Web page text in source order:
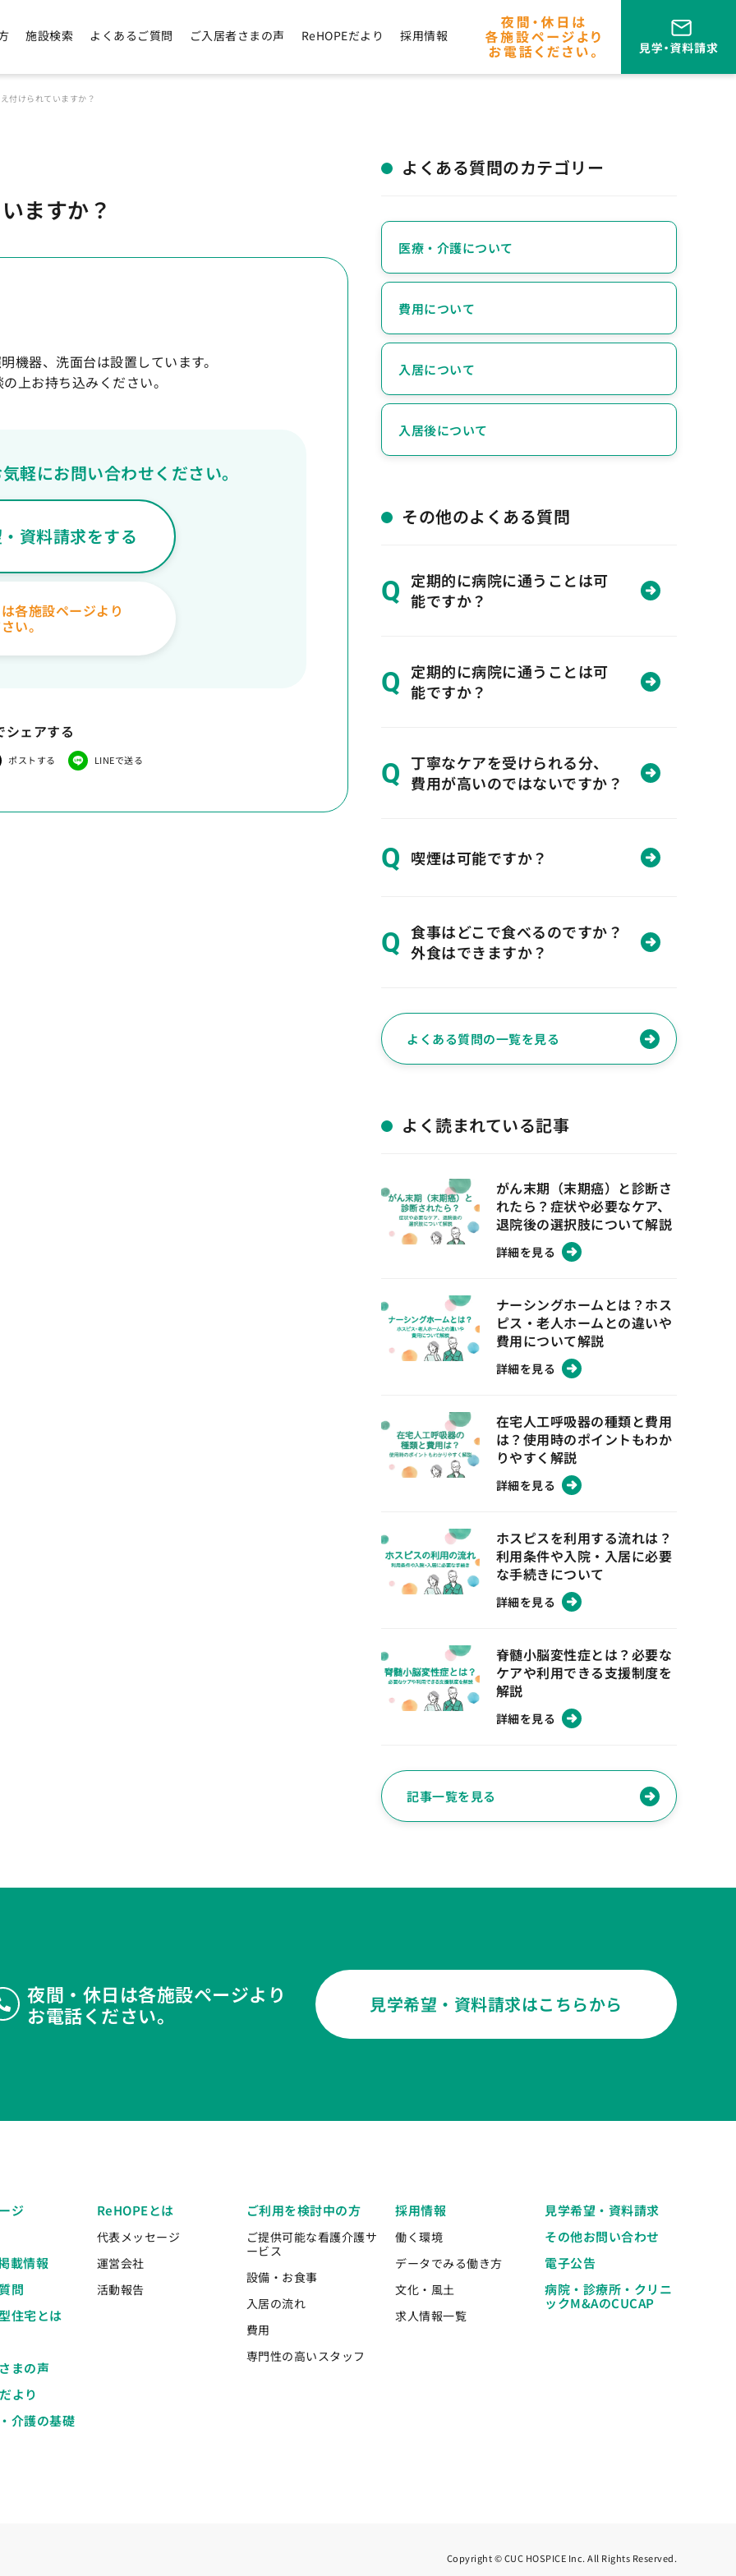
施設検索 よくあるご質問 ご入居者さまの声 ReHOPEだより 採用情報
付けられていますか？
ますか？
機器、洗面台は設置しています。
上お持ち込みください。
軽にお問い合わせください。
資料請求をする
各施設ページより
い。
シェアする
ポストする LINEで送る
よくある質問のカテゴリー
医療・介護について
費用について
入居について
入居後について
その他のよくある質問
Q 定期的に病院に通うことは可
能ですか？
Q 定期的に病院に通うことは可
能ですか？
Q 丁寧なケアを受けられる分、
費用が高いのではないですか？
Q 喫煙は可能ですか？
Q 食事はどこで食べるのですか？
外食はできますか？
よくある質問の一覧を見る
よく読まれている記事
がん末期（末期癌）と診断さ
れたら？症状や必要なケア、
退院後の選択肢について解説
詳細を見る
ナーシングホームとは？ホス
ピス・老人ホームとの違いや
費用について解説
詳細を見る
在宅人工呼吸器の種類と費用
は？使用時のポイントもわか
りやすく解説
詳細を見る
ホスピスを利用する流れは？
利用条件や入院・入居に必要
な手続きについて
詳細を見る
脊髄小脳変性症とは？必要な
ケアや利用できる支援制度を
解説
詳細を見る
記事一覧を見る
夜間・休日は各施設ページより
お電話ください。
見学希望・資料請求はこちらから
ジ
載情報
問
住宅とは
まの声
より
介護の基礎
ReHOPEとは
代表メッセージ
運営会社
活動報告
ご利用を検討中の方
ご提供可能な看護介護サ
ービス
設備・お食事
入居の流れ
費用
専門性の高いスタッフ
採用情報
働く環境
データでみる働き方
文化・風土
求人情報一覧
見学希望・資料請求
その他お問い合わせ
電子公告
病院・診療所・クリニ
ックM&AのCUCAP
Copyright © CUC HOSPICE Inc. All Rights Reserved.